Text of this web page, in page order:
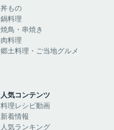
丼もの
鍋料理
焼鳥・串焼き
肉料理
郷土料理・ご当地グルメ
人気コンテンツ
料理レシピ動画
新着情報
人気ランキング